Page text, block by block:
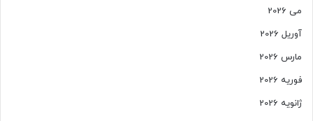
پ
س
خ
ی
ا
می 2026
آوریل 2026
مارس 2026
فوریه 2026
ژانویه 2026